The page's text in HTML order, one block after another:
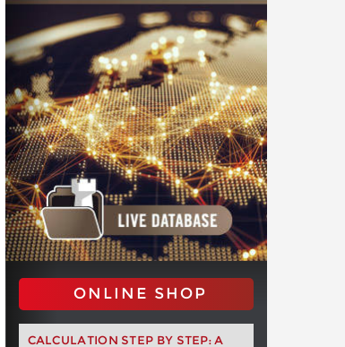
ONLINE SHOP
CALCULATION STEP BY STEP: A